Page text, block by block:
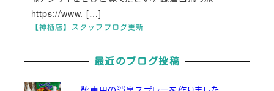
【神栖店】スタッフブログ更新
https://www. […]
最近のブログ投稿